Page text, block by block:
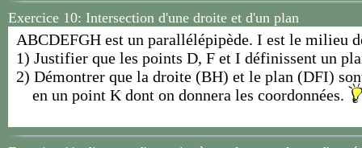
Exercice 10: Intersection d'une droite et d'un plan
ABCDEFGH est un parallélépipède. I est le milieu
1) Justifier que les points D, F et I définissent un
2) Démontrer que la droite (BH) et le plan (DFI)
en un point K dont on donnera les coordonnées.